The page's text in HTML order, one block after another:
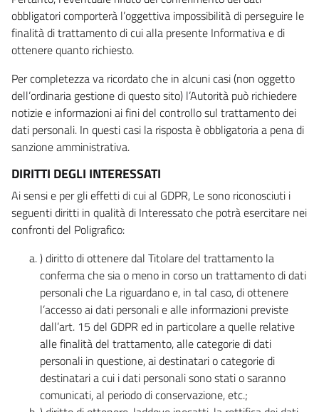
obbligatori comporterà l’oggettiva impossibilità di perseguire le
finalità di trattamento di cui alla presente Informativa e di
ottenere quanto richiesto.
Per completezza va ricordato che in alcuni casi (non oggetto
dell’ordinaria gestione di questo sito) l’Autorità può richiedere
notizie e informazioni ai fini del controllo sul trattamento dei
dati personali. In questi casi la risposta è obbligatoria a pena di
sanzione amministrativa.
DIRITTI DEGLI INTERESSATI
Ai sensi e per gli effetti di cui al GDPR, Le sono riconosciuti i
seguenti diritti in qualità di Interessato che potrà esercitare nei
confronti del Poligrafico:
) diritto di ottenere dal Titolare del trattamento la
conferma che sia o meno in corso un trattamento di dati
personali che La riguardano e, in tal caso, di ottenere
l’accesso ai dati personali e alle informazioni previste
dall’art. 15 del GDPR ed in particolare a quelle relative
alle finalità del trattamento, alle categorie di dati
personali in questione, ai destinatari o categorie di
destinatari a cui i dati personali sono stati o saranno
comunicati, al periodo di conservazione, etc.;